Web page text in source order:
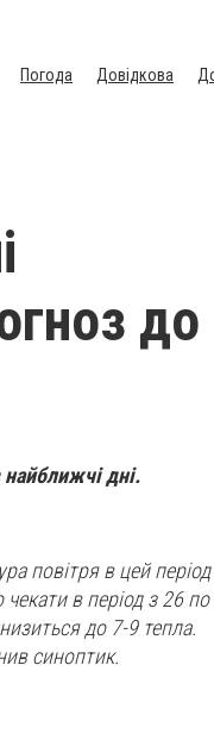
Погода Довідкова
до
найближчі дні.
повітря в цей період
в період з 26 по
до 7-9 тепла.
синоптик.